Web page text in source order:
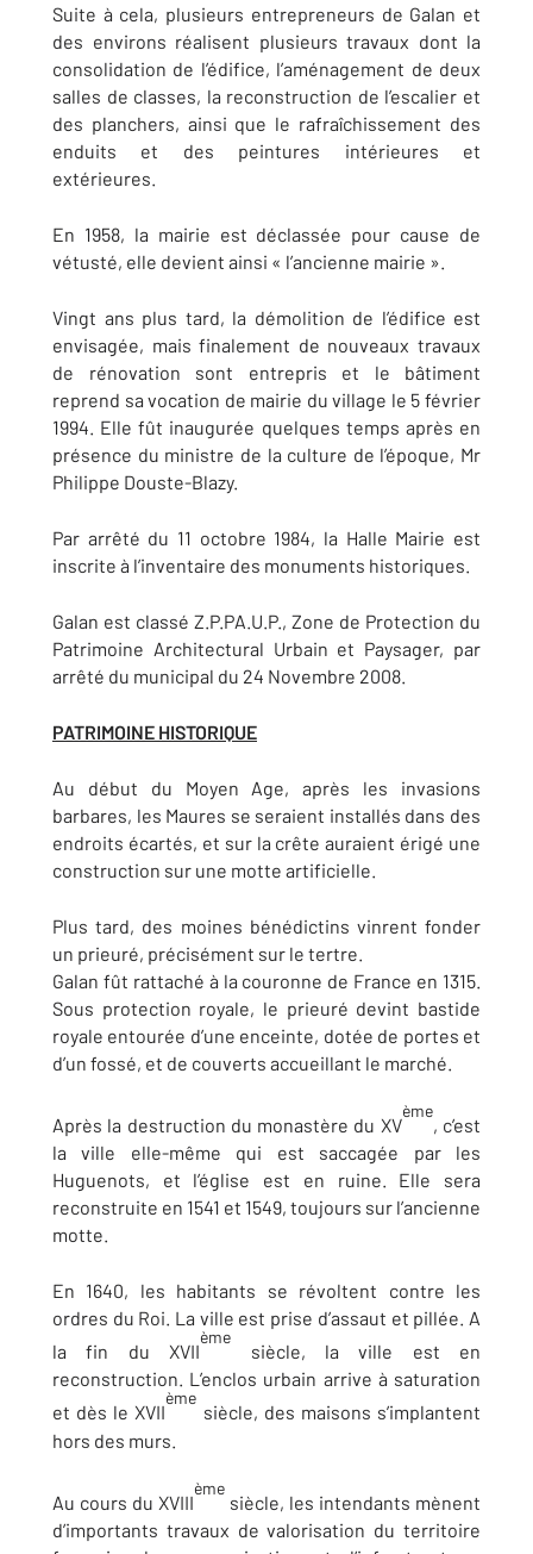
Suite à cela, plusieurs entrepreneurs de Galan et
des environs réalisent plusieurs travaux dont la
consolidation de l’édifice, l’aménagement de deux
salles de classes, la reconstruction de l’escalier et
des planchers, ainsi que le rafraîchissement des
enduits et des peintures intérieures et
extérieures.
En 1958, la mairie est déclassée pour cause de
vétusté, elle devient ainsi « l’ancienne mairie ».
Vingt ans plus tard, la démolition de l’édifice est
envisagée, mais finalement de nouveaux travaux
de rénovation sont entrepris et le bâtiment
reprend sa vocation de mairie du village le 5 février
1994. Elle fût inaugurée quelques temps après en
présence du ministre de la culture de l’époque, Mr
Philippe Douste-Blazy.
Par arrêté du 11 octobre 1984, la Halle Mairie est
inscrite à l’inventaire des monuments historiques.
Galan est classé Z.P.PA.U.P., Zone de Protection du
Patrimoine Architectural Urbain et Paysager, par
arrêté du municipal du 24 Novembre 2008.
PATRIMOINE HISTORIQUE
Au début du Moyen Age, après les invasions
barbares, les Maures se seraient installés dans des
endroits écartés, et sur la crête auraient érigé une
construction sur une motte artificielle.
Plus tard, des moines bénédictins vinrent fonder
un prieuré, précisément sur le tertre.
Galan fût rattaché à la couronne de France en 1315.
Sous protection royale, le prieuré devint bastide
royale entourée d’une enceinte, dotée de portes et
d’un fossé, et de couverts accueillant le marché.
Après la destruction du monastère du XV
ème
, c’est
la ville elle-même qui est saccagée par les
Huguenots, et l’église est en ruine. Elle sera
reconstruite en 1541 et 1549, toujours sur l’ancienne
motte.
En 1640, les habitants se révoltent contre les
ordres du Roi. La ville est prise d’assaut et pillée. A
la fin du XVII
ème
siècle, la ville est en
reconstruction. L’enclos urbain arrive à saturation
et dès le XVII
ème
siècle, des maisons s’implantent
hors des murs.
Au cours du XVIII
ème
siècle, les intendants mènent
d’importants travaux de valorisation du territoire